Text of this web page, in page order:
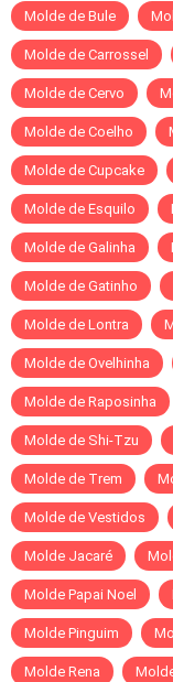
Molde de Bule
Molde de Carrossel
Molde de Cervo
Molde de Coelho
Molde de Cupcake
Molde de Esquilo
Molde de Galinha
Molde de Gatinho
Molde de Lontra
Molde de Ovelhinha
Molde de Raposinha
Molde de Shi-Tzu
Molde de Trem
Molde de Vestidos
Molde Jacaré
Molde Papai Noel
Molde Pinguim
Molde Rena